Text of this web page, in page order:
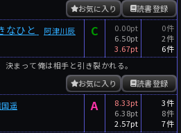
読書登録
お気に入り
なひと
阿津川辰
C
0.00pt
6.50pt
3.67pt
0件
2件
6件
決まって俺は相手と引き裂かれる。
読書登録
お気に入り
遥 A
8.33pt
6.38pt
2.57pt
3件
8件
7件